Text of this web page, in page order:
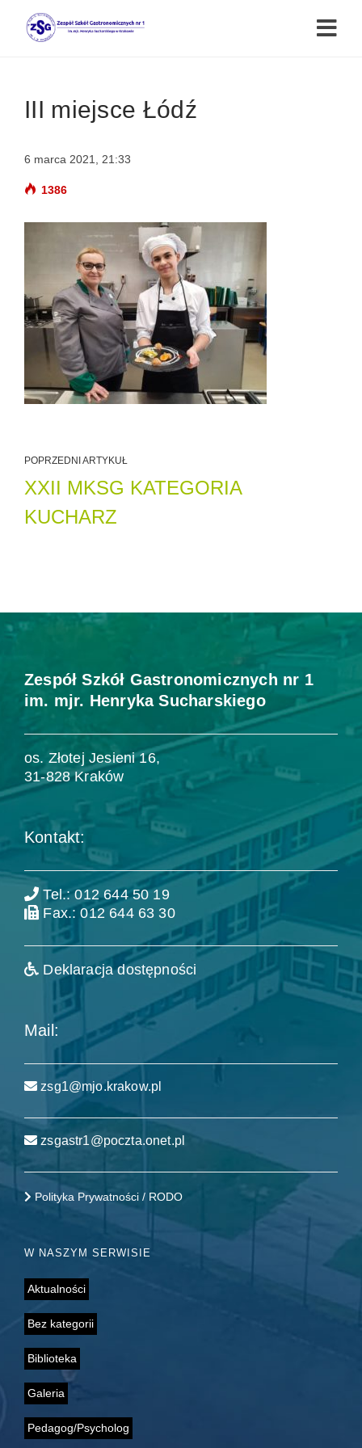
III miejsce Łódź
6 marca 2021, 21:33
1386
POPRZEDNI ARTYKUŁ
XXII MKSG KATEGORIA
KUCHARZ
Zespół Szkół Gastronomicznych nr 1
im. mjr. Henryka Sucharskiego
os. Złotej Jesieni 16,
31-828 Kraków
Kontakt:
Tel.: 012 644 50 19
Fax.: 012 644 63 30
Deklaracja dostępności
Mail:
zsg1@mjo.krakow.pl
zsgastr1@poczta.onet.pl
Polityka Prywatności / RODO
W NASZYM SERWISIE
Aktualności
Bez kategorii
Biblioteka
Galeria
Pedagog/Psycholog